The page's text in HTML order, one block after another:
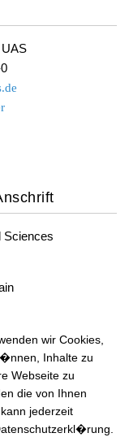
de
Sciences
wir Cookies,
Inhalte zu
Webseite zu
die von Ihnen
jederzeit